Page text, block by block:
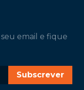
seu email e fique
Subscrever